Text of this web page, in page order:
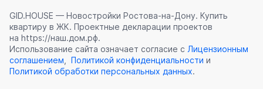
GID.HOUSE — Новостройки Ростова‑на‑Дону. Купить
квартиру в ЖК. Проектные декларации проектов
на https://наш.дом.рф.
Использование сайта означает согласие с Лицензионным
соглашением
Политикой конфиденциальности и
Политикой обработки персональных данных.